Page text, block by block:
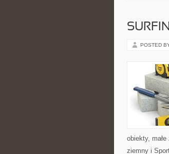
POSTED
obiekty,
ziemny i